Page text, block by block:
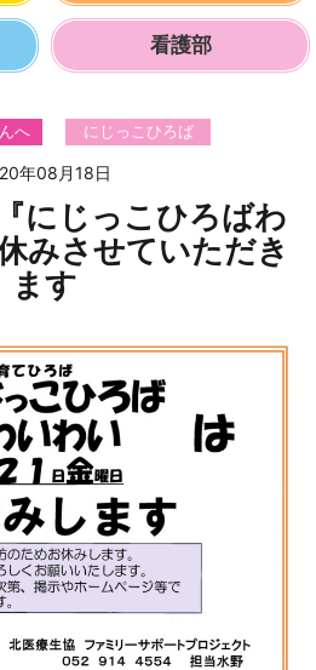
看護部
へ にじっこひろば
年08月18日
にじっこひろばわ
みさせていただき
ます